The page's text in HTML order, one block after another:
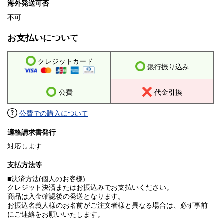
海外発送可否
不可
お支払いについて
クレジットカード
銀行振り込み
公費 代金引換
公費での購入について
適格請求書発行
対応します
支払方法等
■決済方法(個人のお客様)
クレジット決済またはお振込みでお支払いください。
商品は入金確認後の発送となります。
お振込名義人様のお名前がご注文者様と異なる場合は、必ず事前
にご連絡をお願いいたします。